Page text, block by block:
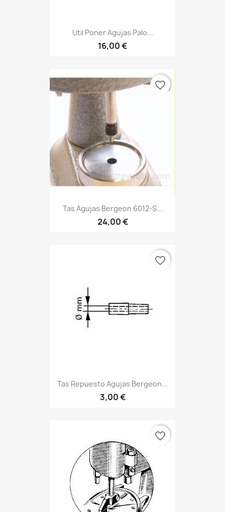
Util Poner Agujas Palo...
16,00 €
Tas Agujas Bergeon 6012-S...
24,00 €
favorite_border
Tas Repuesto Agujas Bergeon...
3,00 €
favorite_border
favorite_border